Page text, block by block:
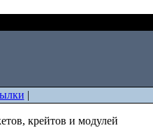
|
крейтов и модулей